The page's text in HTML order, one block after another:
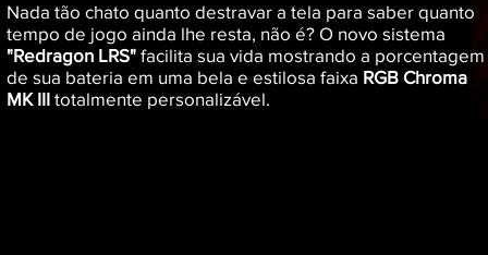
Nada tão chato quanto destravar a tela para saber quanto
tempo de jogo ainda lhe resta, não é? O novo sistema
"Redragon LRS" facilita sua vida mostrando a porcentagem
de sua bateria em uma bela e estilosa faixa RGB Chroma
MK III totalmente personalizável.